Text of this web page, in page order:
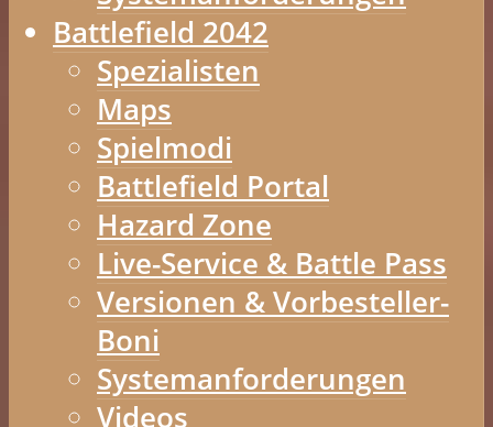
Battlefield 2042
Spezialisten
Maps
Spielmodi
Battlefield Portal
Hazard Zone
Live-Service & Battle Pass
Versionen & Vorbesteller-
Boni
Systemanforderungen
Videos